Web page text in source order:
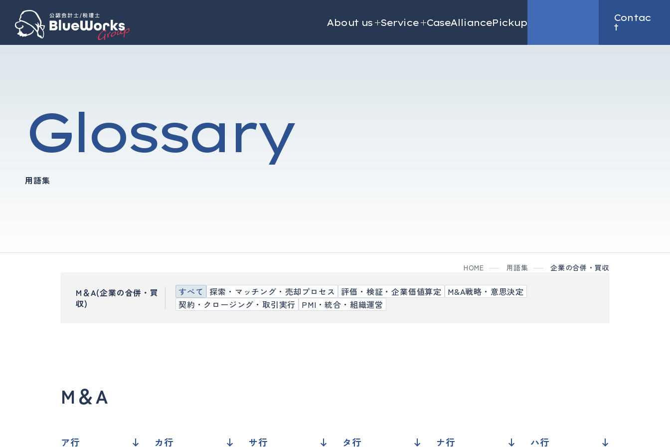
About us Service CaseAlliancePickup
Contac
t
Glossary
用語集
HOME 用語集 企業の合併・買収
M＆A(企業の合併・買
収)
すべて 探索・マッチング・売却プロセス 評価・検証・企業価値算定 M&A戦略・意思決定
契約・クロージング・取引実行
PMI・統合・組織運営
M＆A
ア行 カ行 サ行 タ行 ナ行 ハ行